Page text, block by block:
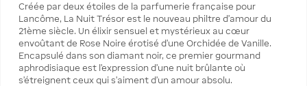
Créée par deux étoiles de la parfumerie française pour
Lancôme, La Nuit Trésor est le nouveau philtre d’amour du
21ème siècle. Un élixir sensuel et mystérieux au cœur
envoûtant de Rose Noire érotisé d’une Orchidée de Vanille.
Encapsulé dans son diamant noir, ce premier gourmand
aphrodisiaque est l'expression d'une nuit brûlante où
s'étreignent ceux qui s’aiment d’un amour absolu.